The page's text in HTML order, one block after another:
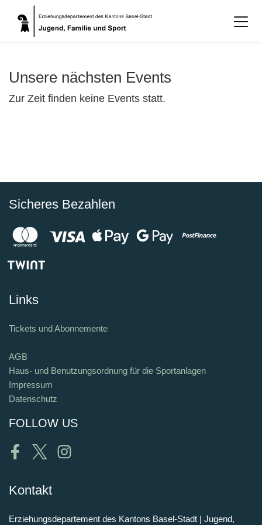
Unsere nächsten Events
Zur Zeit finden keine Events statt.
Sicheres Bezahlen
Links
Tickets und Abonnemente
AGB
Haus- und Benutzungsordnung für die Sportanlagen
Impressum
Datenschutz
FOLLOW US
FacebookTwitterInstagram
Kontakt
Erziehungsdepartement des Kantons Basel-Stadt | Jugend,